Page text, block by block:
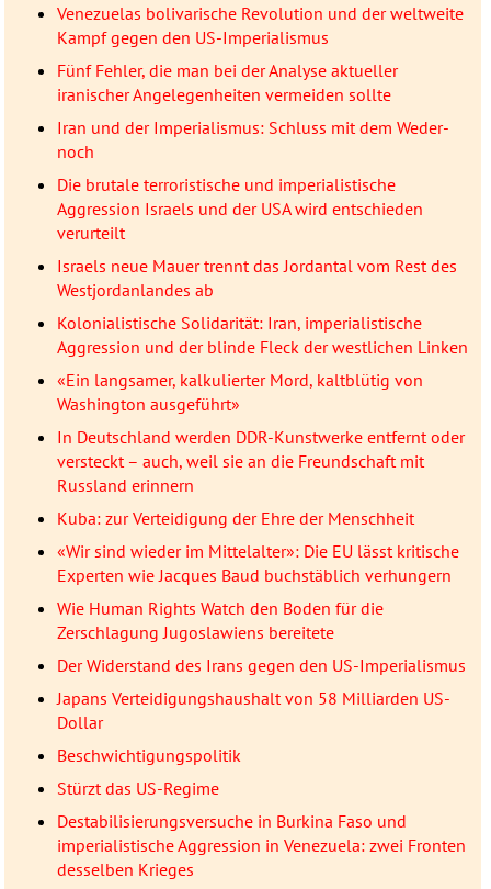
Venezuelas bolivarische Revolution und der weltweite
Kampf gegen den US-Imperialismus
Fünf Fehler, die man bei der Analyse aktueller
iranischer Angelegenheiten vermeiden sollte
Iran und der Imperialismus: Schluss mit dem Weder-
noch
Die brutale terroristische und imperialistische
Aggression Israels und der USA wird entschieden
verurteilt
Israels neue Mauer trennt das Jordantal vom Rest des
Westjordanlandes ab
Kolonialistische Solidarität: Iran, imperialistische
Aggression und der blinde Fleck der westlichen Linken
«Ein langsamer, kalkulierter Mord, kaltblütig von
Washington ausgeführt»
In Deutschland werden DDR-Kunstwerke entfernt oder
versteckt – auch, weil sie an die Freundschaft mit
Russland erinnern
Kuba: zur Verteidigung der Ehre der Menschheit
«Wir sind wieder im Mittelalter»: Die EU lässt kritische
Experten wie Jacques Baud buchstäblich verhungern
Wie Human Rights Watch den Boden für die
Zerschlagung Jugoslawiens bereitete
Der Widerstand des Irans gegen den US-Imperialismus
Japans Verteidigungshaushalt von 58 Milliarden US-
Dollar
Beschwichtigungspolitik
Stürzt das US-Regime
Destabilisierungsversuche in Burkina Faso und
imperialistische Aggression in Venezuela: zwei Fronten
desselben Krieges